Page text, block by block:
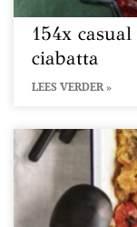
154x
ciabatta
LEES VERDER »